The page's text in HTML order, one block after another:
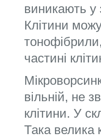
виникають у
Клітини
частині
вільній, не
клітини. У
Така велика